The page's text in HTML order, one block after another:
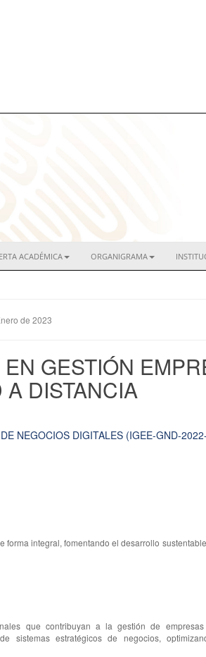
ACADÉMICA ORGANIGRAMA
de 2023
GESTIÓN
DISTANCIA
NEGOCIOS DIGITALES (IGEE-GND-
forma integral, fomentando el desarrollo
que contribuyan a la gestión de
sistemas estratégicos de negocios,